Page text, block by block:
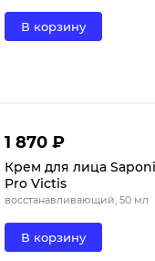
В корзину
1 870 ₽
Крем для лица
Pro Victis
восстанавливающий, 50 мл
В корзину